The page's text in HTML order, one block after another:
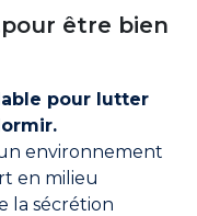
être bien
pour lutter
environnement
en milieu
la sécrétion